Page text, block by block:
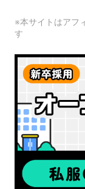
※本サイトはアフ
す